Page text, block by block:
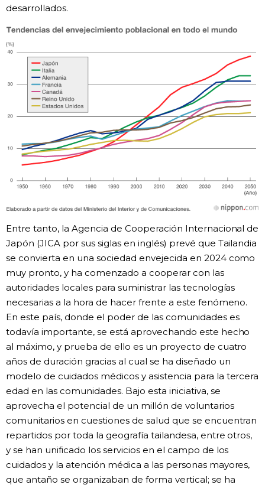
desarrollados.
Entre tanto, la Agencia de Cooperación Internacional de
Japón (JICA por sus siglas en inglés) prevé que Tailandia
se convierta en una sociedad envejecida en 2024 como
muy pronto, y ha comenzado a cooperar con las
autoridades locales para suministrar las tecnologías
necesarias a la hora de hacer frente a este fenómeno.
En este país, donde el poder de las comunidades es
todavía importante, se está aprovechando este hecho
al máximo, y prueba de ello es un proyecto de cuatro
años de duración gracias al cual se ha diseñado un
modelo de cuidados médicos y asistencia para la tercera
edad en las comunidades. Bajo esta iniciativa, se
aprovecha el potencial de un millón de voluntarios
comunitarios en cuestiones de salud que se encuentran
repartidos por toda la geografía tailandesa, entre otros,
y se han unificado los servicios en el campo de los
cuidados y la atención médica a las personas mayores,
que antaño se organizaban de forma vertical; se ha